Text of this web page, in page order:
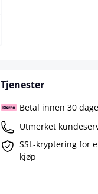
Tjenester
Betal innen 30
Utmerket
SSL-kryptering for
kjøp